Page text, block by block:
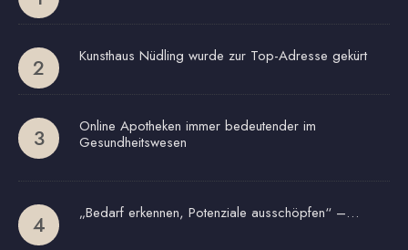
Kunsthaus Nüdling wurde zur Top-Adresse gekürt
Online Apotheken immer bedeutender im
Gesundheitswesen
„Bedarf erkennen, Potenziale ausschöpfen“ –…